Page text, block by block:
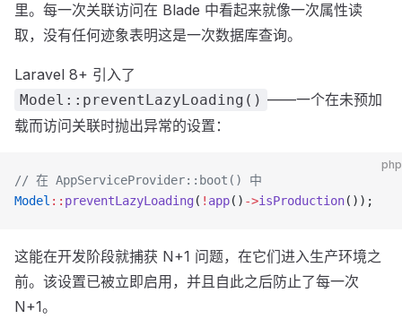
里。每一次关联访问在 Blade 中看起来就像一次属性读
取，没有任何迹象表明这是一次数据库查询。
Laravel 8+ 引入了
Model::preventLazyLoading() ——一个在未预加
载而访问关联时抛出异常的设置：
php
// 在 AppServiceProvider::boot() 中
Model :: preventLazyLoading ( ! app() ->isProduction());
这能在开发阶段就捕获 N+1 问题，在它们进入生产环境之
前。该设置已被立即启用，并且自此之后防止了每一次
N+1。